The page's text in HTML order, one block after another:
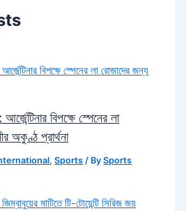
বিপক্ষে স্পেনের লা
অকুণ্ঠ প্রার্থনা
,Sports / BySports